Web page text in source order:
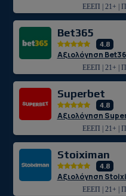
ΕΕΕΠ | 21+
Bet365
4.8
Αξιολόγηση
ΕΕΕΠ | 21+
Superbet
4.8
Αξιολόγηση
ΕΕΕΠ | 21+
Stoiximan
4.8
Αξιολόγηση
ΕΕΕΠ | 21+